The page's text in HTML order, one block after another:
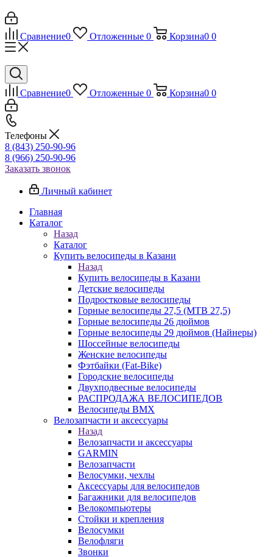
Сравнение0 Отложенные 0 Корзина0 0
Сравнение0 Отложенные 0 Корзина0 0
Телефоны
8 (843) 250-90-96
8 (966) 250-90-96
Заказать звонок
Личный кабинет
Главная
Каталог
Назад
Каталог
Купить велосипеды в Казани
Назад
Купить велосипеды в Казани
Детские велосипеды
Подростковые велосипеды
Горные велосипеды 27,5 (MTB 27,5)
Горные велосипеды 26 дюймов
Горные велосипеды 29 дюймов (Найнеры)
Шоссейные велосипеды
Женские велосипеды
Фэтбайки (Fat-Bike)
Городские велосипеды
Двухподвесные велосипеды
РАСПРОДАЖА ВЕЛОСИПЕДОВ
Велосипеды BMX
Велозапчасти и аксессуары
Назад
Велозапчасти и аксессуары
GARMIN
Велозапчасти
Велосумки, чехлы
Аксессуары для велосипедов
Багажники для велосипедов
Велокомпьютеры
Стойки и крепления
Велосумки
Велофляги
Звонки